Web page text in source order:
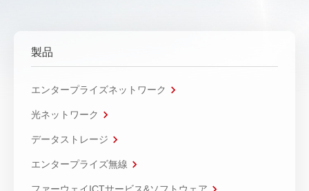
製品
エンタープライズネットワーク
光ネットワーク
データストレージ
エンタープライズ無線